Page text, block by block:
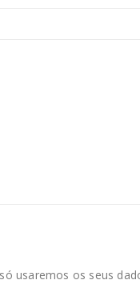
usaremos os seus